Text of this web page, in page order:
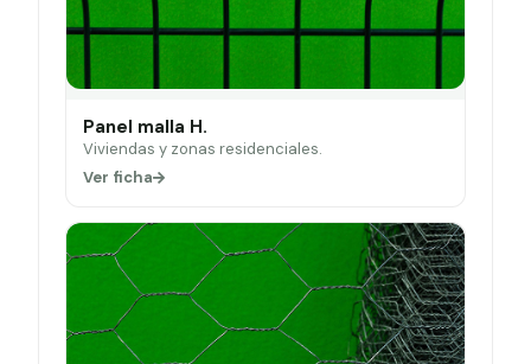
Panel malla H.
Viviendas y zonas residenciales.
Ver ficha